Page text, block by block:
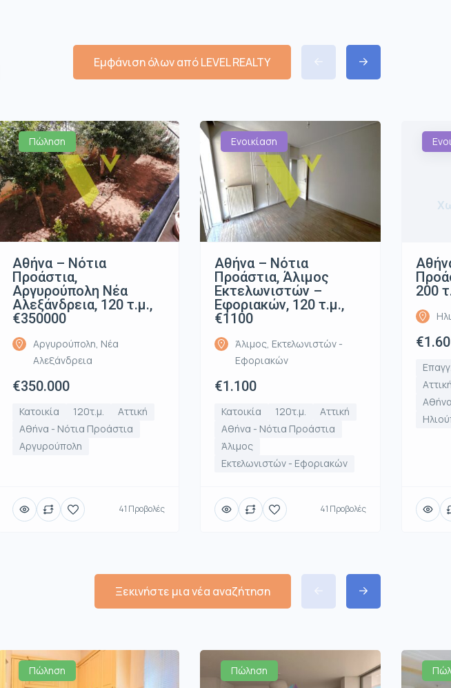
Εμφάνιση όλων από LEVEL REALTY
Πώληση
Αθήνα – Νότια
Προάστια,
Αργυρούπολη Νέα
Αλεξάνδρεια, 120 τ.μ.,
€350000
Αργυρούπολη, Νέα
Αλεξάνδρεια
€350.000
Κατοικία 120τ.μ.
Αττική
Αθήνα - Νότια Προάστια
Αργυρούπολη
41 Προβολές
Ενοικίαση
Αθήνα – Νότια
Προάστια, Άλιμος
Εκτελωνιστών –
Εφοριακών, 120 τ.μ.,
€1100
Άλιμος, Εκτελωνιστών -
Εφοριακών
€1.100
Κατοικία 120τ.μ.
Αττική
Αθήνα - Νότια Προάστια
Άλιμος
Εκτελωνιστών - Εφοριακών
41 Προβολές
200
Ξεκινήστε μια νέα αναζήτηση
Πώληση Πώληση